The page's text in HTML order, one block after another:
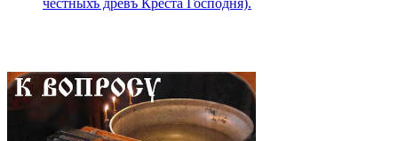
честныхъ древъ Креста Господня).